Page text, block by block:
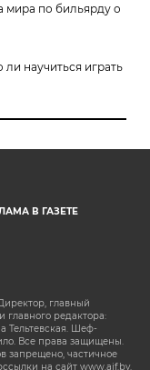
мира по бильярду о
научиться играть
В ГАЗЕТЕ
главный
главного редактора:
Шеф-
Все права защищены.
запрещено, частичное
на сайт www.aif.by.